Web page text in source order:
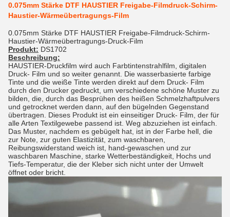
0.075mm Stärke DTF HAUSTIER Freigabe-Filmdruck-Schirm-
Haustier-Wärmeübertragungs-Film
0.075mm Stärke DTF HAUSTIER Freigabe-Filmdruck-Schirm-
Haustier-Wärmeübertragungs-Druck-Film
Produkt: DS1702
Beschreibung:
HAUSTIER-Druckfilm wird auch Farbtintenstrahlfilm, digitalen
Druck- Film und so weiter genannt. Die wasserbasierte farbige
Tinte und die weiße Tinte werden direkt auf dem Druck- Film
durch den Drucker gedruckt, um verschiedene schöne Muster zu
bilden, die, durch das Besprühen des heißen Schmelzhaftpulvers
und getrocknet werden dann, auf den bügelnden Gegenstand
übertragen. Dieses Produkt ist ein einseitiger Druck- Film, der für
alle Arten Textilgewebe passend ist. Weg abzuziehen ist einfach.
Das Muster, nachdem es gebügelt hat, ist in der Farbe hell, die
zur Note, zur guten Elastizität, zum waschbaren,
Reibungswiderstand weich ist, hand-gewaschen und zur
waschbaren Maschine, starke Wetterbeständigkeit, Hochs und
Tiefs-Temperatur, die der Kleber sich nicht unter der Umwelt
öffnet oder bricht.